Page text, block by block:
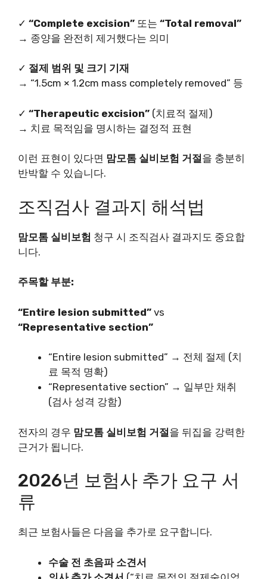
✓ “Complete excision” 또는 “Total removal”
→ 종양을 완전히 제거했다는 의미
✓ 절제 범위 및 크기 기재
→ “1.5cm × 1.2cm mass completely removed” 등
✓ “Therapeutic excision” (치료적 절제)
→ 치료 목적임을 명시하는 결정적 표현
이런 표현이 있다면 맘모톰 실비보험 거절을 충분히
반박할 수 있습니다.
조직검사 결과지 해석법
맘모톰 실비보험 청구 시 조직검사 결과지도 중요합
니다.
주목할 부분:
“Entire lesion submitted” vs
“Representative section”
“Entire lesion submitted” → 전체 절제 (치
료 목적 명확)
“Representative section” → 일부만 채취
(검사 성격 강함)
전자의 경우 맘모톰 실비보험 거절을 뒤집을 강력한
근거가 됩니다.
2026년 보험사 추가 요구 서
류
최근 보험사들은 다음을 추가로 요구합니다.
수술 전 초음파 소견서